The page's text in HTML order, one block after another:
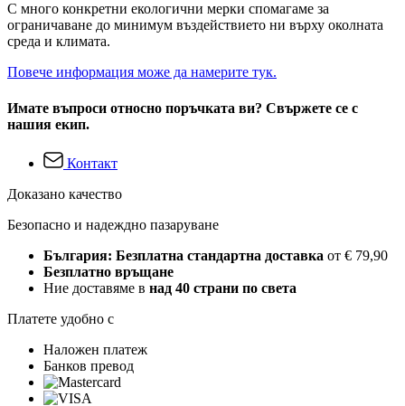
С много конкретни екологични мерки спомагаме за
ограничаване до минимум въздействието ни върху околната
среда и климата.
Повече информация може да намерите тук.
Имате въпроси относно поръчката ви? Свържете се с
нашия екип.
Контакт
Доказано качество
Безопасно и надеждно пазаруване
България: Безплатна стандартна доставка от € 79,90
Безплатно връщане
Ние доставяме в над 40 страни по света
Платете удобно с
Наложен платеж
Банков превод